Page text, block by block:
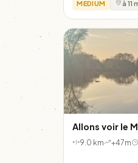
MEDIUM à 11
Allons voir le
9.0 km +47m